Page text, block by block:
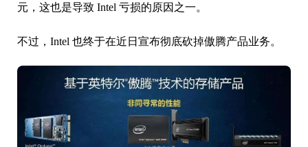
元，这也是导致 Intel 亏损的原因之一。
不过，Intel 也终于在近日宣布彻底砍掉傲腾产品业务。